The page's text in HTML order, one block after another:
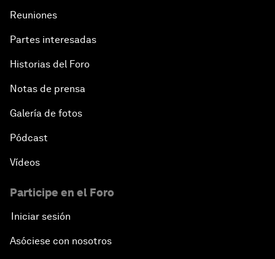
Reuniones
Partes interesadas
Historias del Foro
Notas de prensa
Galería de fotos
Pódcast
Vídeos
Participe en el Foro
Iniciar sesión
Asóciese con nosotros